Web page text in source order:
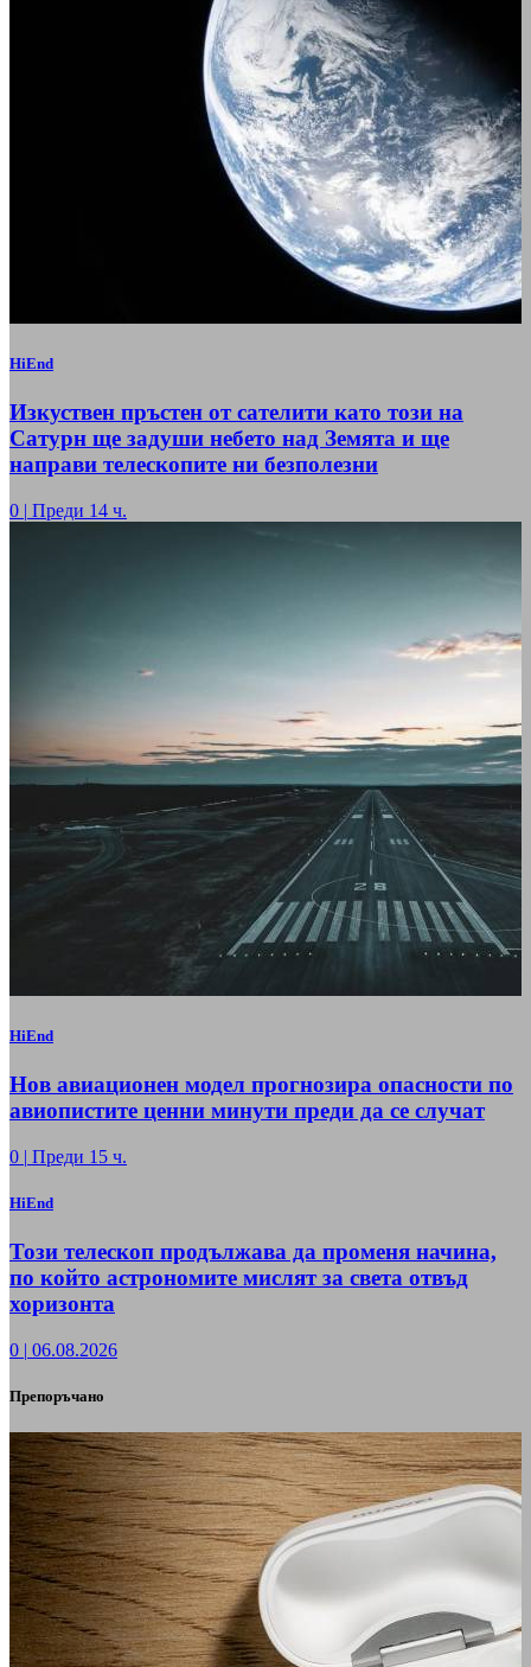
HiEnd
Изкуствен пръстен от сателити като този на
Сатурн ще задуши небето над Земята и ще
направи телескопите ни безполезни
0 | Преди 14 ч.
HiEnd
Нов авиационен модел прогнозира опасности по
авиопистите ценни минути преди да се случат
0 | Преди 15 ч.
HiEnd
Този телескоп продължава да променя начина,
по който астрономите мислят за света отвъд
хоризонта
0 | 06.08.2026
Препоръчано